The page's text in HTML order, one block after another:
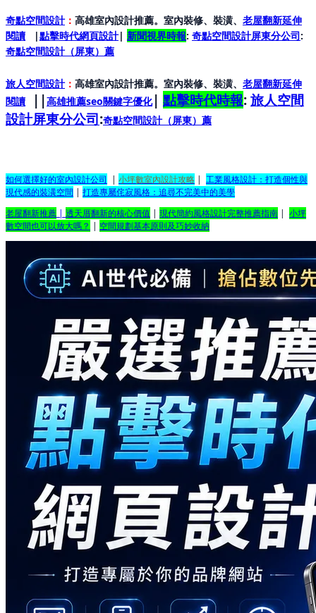
奇點空間設計： 高雄室內設計推薦。室內裝修、裝潢、 老屋翻新延伸
閱讀 |點擊時代網頁設計| 新聞視界時報: 奇點空間設計屏東分公司:
奇點空間設計（屏東） 薦
旅人空間設計： 高雄室內設計推薦。室內裝修、裝潢、 老屋翻新延伸
閱讀
||高雄推薦seo關鍵字優化| 點擊時代時報: 旅人空間
設計屏東分公司:奇點空間設計（屏東） 薦
如何選擇好的室內設計公司 | 小坪數室內設計攻略 | 工業風格設計：打造個性與
現代感的裝潢空間 | 打造專屬侘寂風格：追尋不完美中的美學
老屋翻新推薦 | 透天厝翻新的核心價值 | 現代簡約風格設計完整推薦指南 | 小坪
數空間也可以放大嗎？ | 空間規劃基本原則及巧妙收納